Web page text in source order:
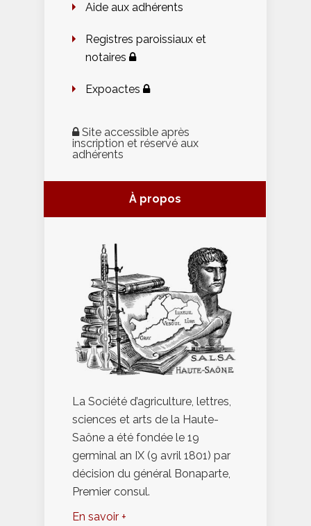
Aide aux adhérents
Registres paroissiaux et
notaires
Expoactes
Site accessible après
inscription et réservé aux
adhérents
À propos
La Société d’agriculture, lettres,
sciences et arts de la Haute-
Saône a été fondée le 19
germinal an IX (9 avril 1801) par
décision du général Bonaparte,
Premier consul.
En savoir +